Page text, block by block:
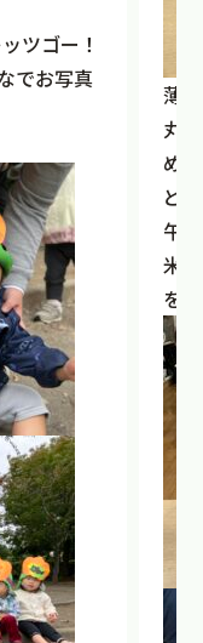
ツゴー！
でお写真
薄
丸
め
ど
午
米
を